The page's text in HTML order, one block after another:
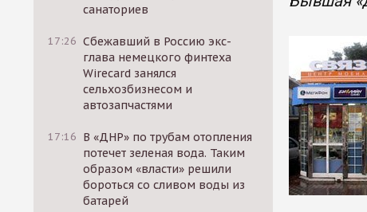
санаториев
17:26 Сбежавший в Россию экс-
глава немецкого финтеха
Wirecard занялся
сельхозбизнесом и
автозапчастями
17:16 В «ДНР» по трубам отопления
потечет зеленая вода. Таким
образом «власти» решили
бороться со сливом воды из
батарей